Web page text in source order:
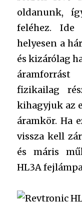
oldanunk,
feléhez. Ide
helyesen a
és kizárólag
fizikailag
kihagyjuk az
áramkör. Ha
vissza kell
és máris
HL3A